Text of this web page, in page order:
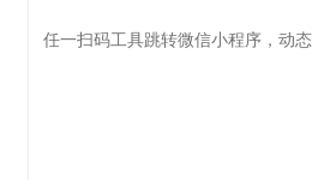
任一扫码工具跳转微信小程序，动态